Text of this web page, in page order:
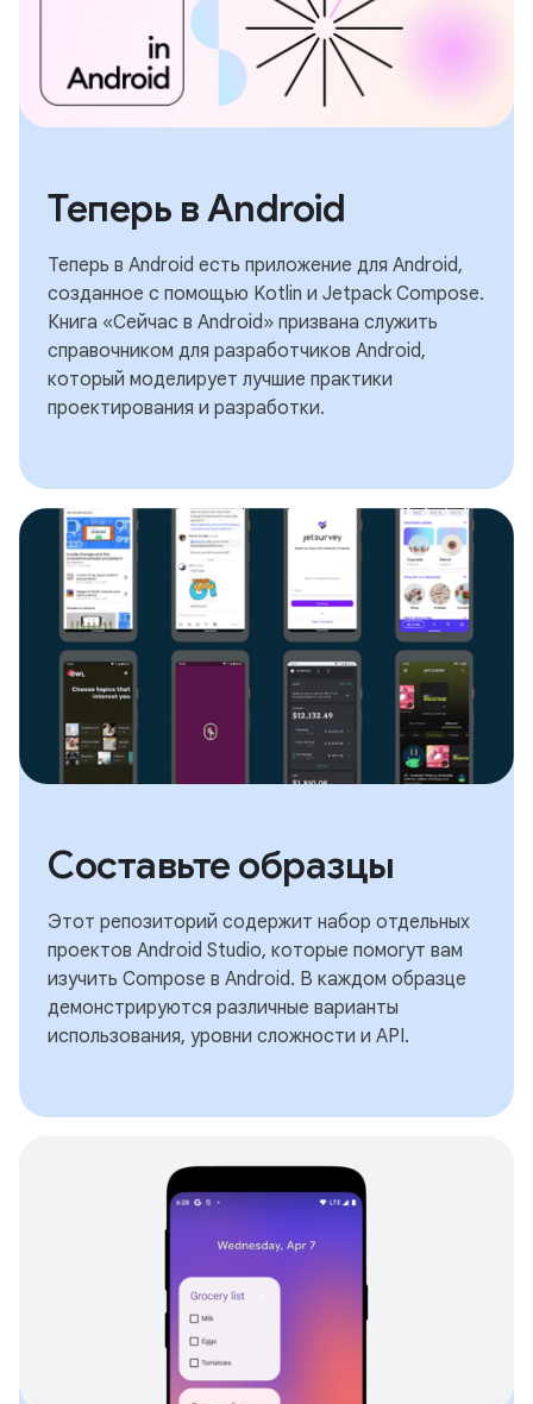
Теперь в Android
Теперь в Android есть приложение для Android,
созданное с помощью Kotlin и Jetpack Compose.
Книга «Сейчас в Android» призвана служить
справочником для разработчиков Android,
который моделирует лучшие практики
проектирования и разработки.
Составьте образцы
Этот репозиторий содержит набор отдельных
проектов Android Studio, которые помогут вам
изучить Compose в Android. В каждом образце
демонстрируются различные варианты
использования, уровни сложности и API.